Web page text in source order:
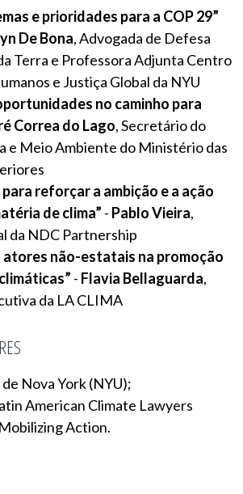
e prioridades para a COP 29”
De Bona, Advogada de Defesa
Terra e Professora Adjunta Centro
e Justiça Global da NYU
no caminho para
Correa do Lago, Secretário do
e Meio Ambiente do Ministério das
reforçar a ambição e a ação
de clima” - Pablo Vieira,
da NDC Partnership
atores não-estatais na promoção
- Flavia Bellaguarda,
da LA CLIMA
Nova York (NYU);
American Climate Lawyers
Action.